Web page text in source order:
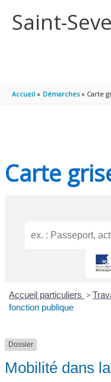
Saint-
Accueil Démarches Carte
Carte
Accueil particuliers >
fonction publique
Dossier
Mobilité dans